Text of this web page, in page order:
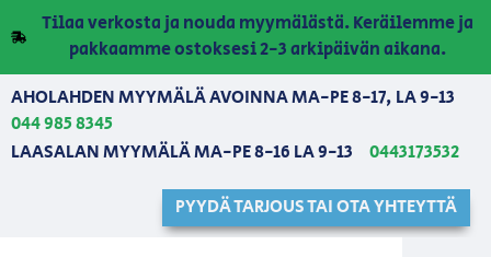
Tilaa verkosta ja nouda myymälästä. Keräilemme ja
pakkaamme ostoksesi 2-3 arkipäivän aikana.
AHOLAHDEN MYYMÄLÄ AVOINNA MA-PE 8-17, LA 9-13
044 985 8345
LAASALAN MYYMÄLÄ MA-PE 8-16 LA 9-13
0443173532
PYYDÄ TARJOUS TAI OTA YHTEYTTÄ